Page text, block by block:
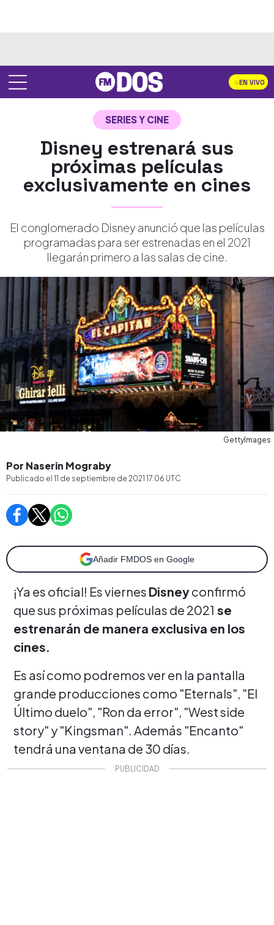
EN VIVO
SERIES Y CINE
Disney estrenará sus
próximas películas
exclusivamente en cines
El conglomerado Disney anunció que las películas
programadas para ser estrenadas en el 2021
llegarán primero a las salas de cine.
GettyImages
Por Naserin Mograby
Publicado el 11 de septiembre de 2021 17:06 UTC
Añadir FMDOS en Google
¡Ya es oficial! Es viernes Disneyconfirmó
que sus próximas películas de 2021 se
estrenarán de manera exclusiva en los
cines.
Es así como podremos ver en la pantalla
grande producciones como "Eternals", "El
Último duelo", "Ron da error", "West side
story" y "Kingsman". Además "Encanto"
tendrá una ventana de 30 días.